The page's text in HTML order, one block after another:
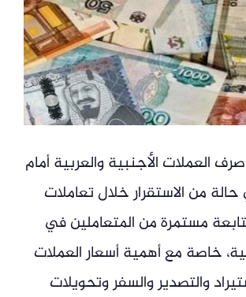
العملات الأجنبية والعربية أمام
حالة من الاستقرار خلال تعاملات
مستمرة من المتعاملين في
خاصة مع أهمية أسعار العملات
والتصدير والسفر وتحويلات